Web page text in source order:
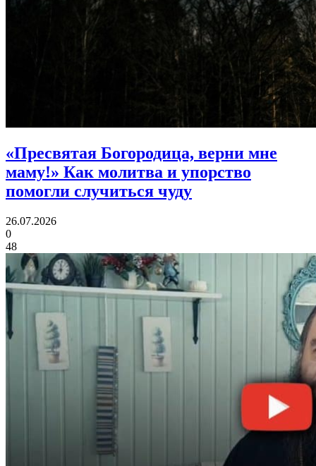
«Пресвятая Богородица, верни мне
маму!» Как молитва и упорство
помогли случиться чуду
26.07.2026
0
48